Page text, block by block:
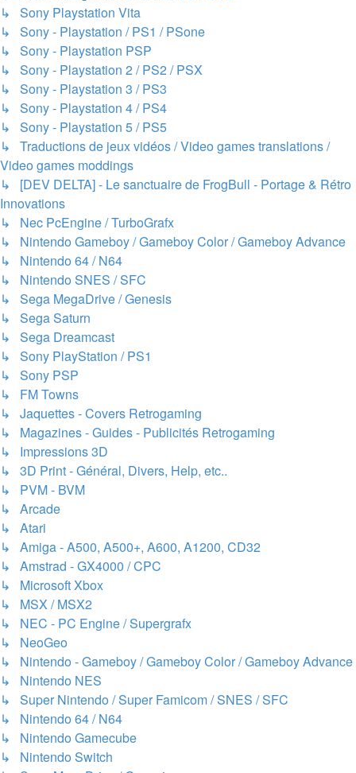
↳ Sony Playstation Vita
↳ Sony - Playstation / PS1 / PSone
↳ Sony - Playstation PSP
↳ Sony - Playstation 2 / PS2 / PSX
↳ Sony - Playstation 3 / PS3
↳ Sony - Playstation 4 / PS4
↳ Sony - Playstation 5 / PS5
↳ Traductions de jeux vidéos / Video games translations /
Video games moddings
↳ [DEV DELTA] - Le sanctuaire de FrogBull - Portage & Rétro
Innovations
↳ Nec PcEngine / TurboGrafx
↳ Nintendo Gameboy / Gameboy Color / Gameboy Advance
↳ Nintendo 64 / N64
↳ Nintendo SNES / SFC
↳ Sega MegaDrive / Genesis
↳ Sega Saturn
↳ Sega Dreamcast
↳ Sony PlayStation / PS1
↳ Sony PSP
↳ FM Towns
↳ Jaquettes - Covers Retrogaming
↳ Magazines - Guides - Publicités Retrogaming
↳ Impressions 3D
↳ 3D Print - Général, Divers, Help, etc..
↳ PVM - BVM
↳ Arcade
↳ Atari
↳ Amiga - A500, A500+, A600, A1200, CD32
↳ Amstrad - GX4000 / CPC
↳ Microsoft Xbox
↳ MSX / MSX2
↳ NEC - PC Engine / Supergrafx
↳ NeoGeo
↳ Nintendo - Gameboy / Gameboy Color / Gameboy Advance
↳ Nintendo NES
↳ Super Nintendo / Super Famicom / SNES / SFC
↳ Nintendo 64 / N64
↳ Nintendo Gamecube
↳ Nintendo Switch